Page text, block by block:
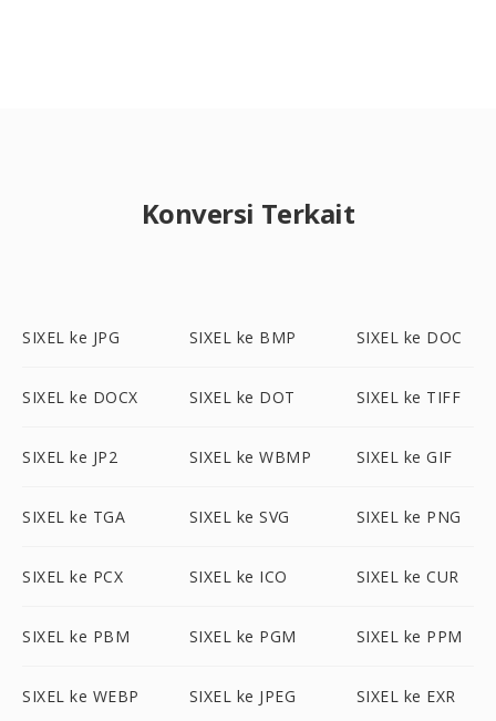
Konversi Terkait
SIXEL ke JPG SIXEL ke BMP SIXEL ke DOC
SIXEL ke DOCX SIXEL ke DOT SIXEL ke TIFF
SIXEL ke JP2 SIXEL ke WBMP SIXEL ke GIF
SIXEL ke TGA SIXEL ke SVG SIXEL ke PNG
SIXEL ke PCX SIXEL ke ICO SIXEL ke CUR
SIXEL ke PBM SIXEL ke PGM SIXEL ke PPM
SIXEL ke WEBP SIXEL ke JPEG SIXEL ke EXR